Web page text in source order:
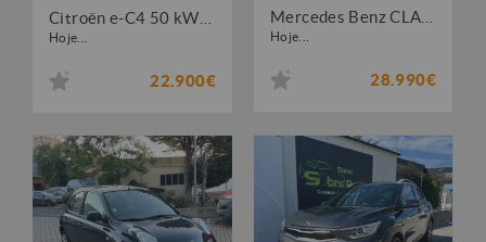
Hoje...
22.900€
Hoje...
28.990€